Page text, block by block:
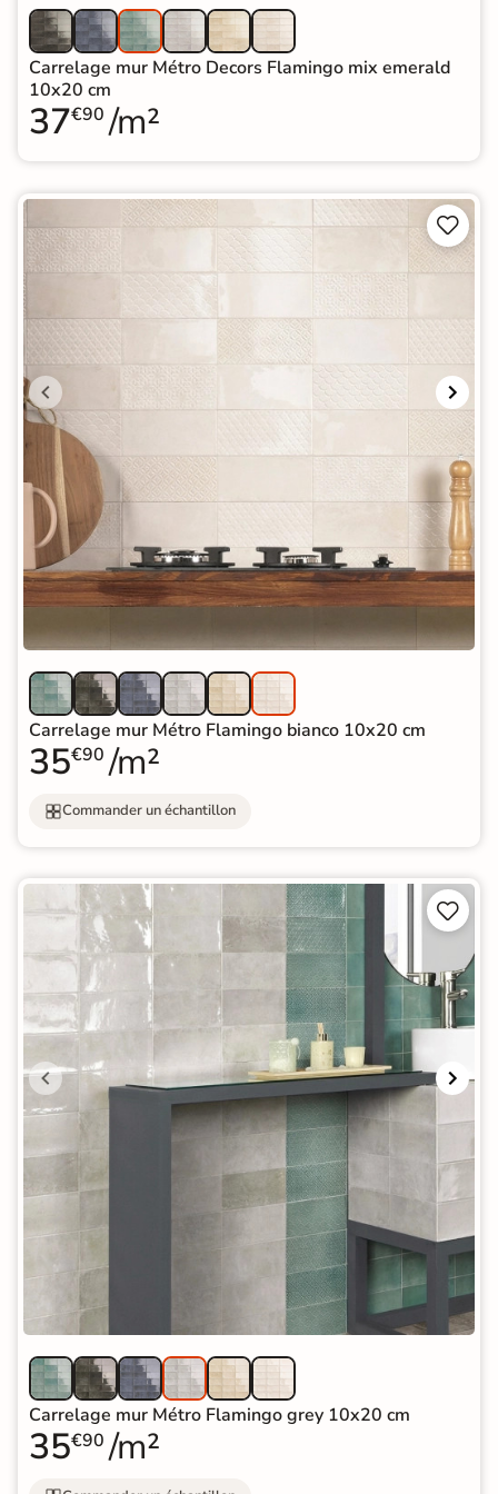
Carrelage mur Métro Decors Flamingo mix emerald
10x20 cm
37€90 /m²


Carrelage mur Métro Flamingo bianco 10x20 cm
35€90 /m²
Commander un échantillon


Carrelage mur Métro Flamingo grey 10x20 cm
35€90 /m²